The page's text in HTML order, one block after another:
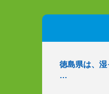
徳島県は、湿
…